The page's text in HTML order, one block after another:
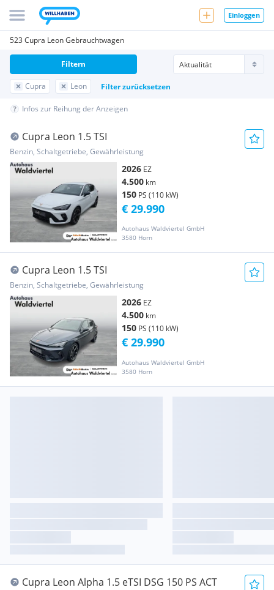
Einloggen
523 Cupra Leon Gebrauchtwagen
Cupra Leon Filter zurücksetzen
Filtern
Infos zur Reihung der Anzeigen
Cupra Leon 1.5 TSI
Benzin, Schaltgetriebe, Gewährleistung
2026 EZ
4.500 km
150 PS (110 kW)
Autohaus Waldviertel GmbH
3580 Horn
€ 29.990
Cupra Leon 1.5 TSI
Benzin, Schaltgetriebe, Gewährleistung
2026 EZ
4.500 km
150 PS (110 kW)
Autohaus Waldviertel GmbH
3580 Horn
€ 29.990
Cupra Leon Alpha 1.5 eTSI DSG 150 PS ACT